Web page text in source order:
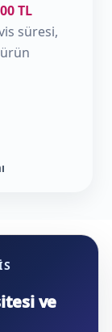
TL
süresi,
ve